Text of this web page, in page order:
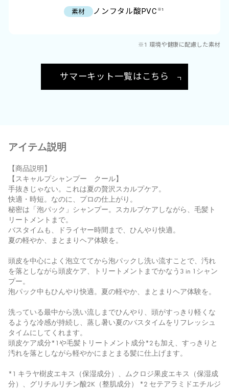
素材 ノンフタル酸PVC ※1
※1 環境や健康に配慮した素材
サマーキット一覧はこちら
アイテム説明
【商品説明】
【スキャルプシャンプー クール】
手抜きじゃない。これは夏の贅沢スカルプケア。
快適・時短。なのに、プロの仕上がり。
秘密は「泡パック」シャンプー。スカルプケアしながら、毛髪ト
リートメントまで。
バスタイムも、ドライヤー時間まで、ひんやり快適。
夏の軽やか、まとまりヘア体験を。
頭皮を中心によく泡立ててから泡パックし洗い流すことで、汚れ
を落としながら頭皮ケア、トリートメントまでかなう3 in 1シャン
プー。
泡パック中もひんやり快適。夏の軽やか、まとまりヘア体験を。
洗っている最中から洗い流しまでひんやり、頭がすっきり軽くな
るような冷感が持続し、蒸し暑い夏のバスタイムをリフレッシュ
タイムにしてくれます。
頭皮ケア成分*1や毛髪トリートメント成分*2も加え、すっきりと
汚れを落としながら軽やかにまとまる髪に仕上げます。
*1 キラヤ樹皮エキス（保湿成分）、ムクロジ果皮エキス（保湿成
分）、グリチルリチン酸2K（整肌成分） *2 セテアラミドエチルジ